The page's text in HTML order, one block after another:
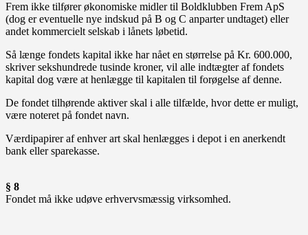
Frem ikke tilfører økonomiske midler til Boldklubben Frem ApS
(dog er eventuelle nye indskud på B og C anparter undtaget) eller
andet kommercielt selskab i lånets løbetid.
Så længe fondets kapital ikke har nået en størrelse på Kr. 600.000,
skriver sekshundrede tusinde kroner, vil alle indtægter af fondets
kapital dog være at henlægge til kapitalen til forøgelse af denne.
De fondet tilhørende aktiver skal i alle tilfælde, hvor dette er muligt,
være noteret på fondet navn.
Værdipapirer af enhver art skal henlægges i depot i en anerkendt
bank eller sparekasse.
§ 8
Fondet må ikke udøve erhvervsmæssig virksomhed.